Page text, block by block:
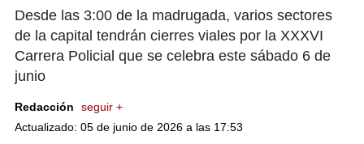
Desde las 3:00 de la madrugada, varios sectores
de la capital tendrán cierres viales por la XXXVI
Carrera Policial que se celebra este sábado 6 de
junio
Redacción
seguir +
Actualizado: 05 de junio de 2026 a las 17:53